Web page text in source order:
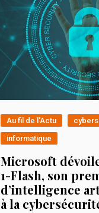
Au fil de l'Actu
informatique
Microsoft
1-Flash, son
d’intelligence
à la